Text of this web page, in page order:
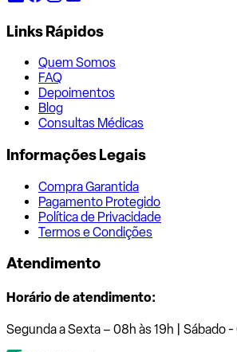
Links Rápidos
Quem Somos
FAQ
Depoimentos
Blog
Consultas Médicas
Informações Legais
Compra Garantida
Pagamento Protegido
Política de Privacidade
Termos e Condições
Atendimento
Horário de atendimento:
Segunda a Sexta – 08h às 19h | Sábado -